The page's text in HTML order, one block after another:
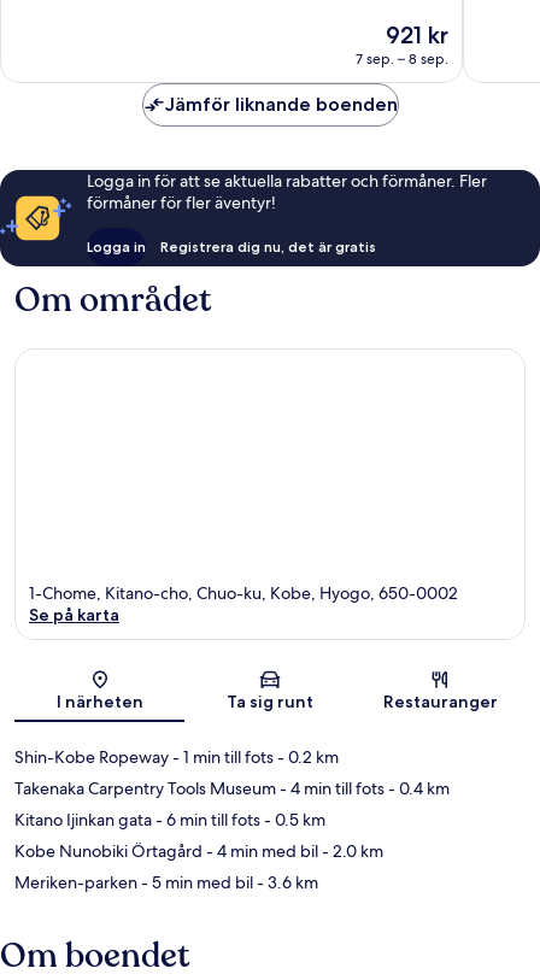
Priset
är
921 kr
7 sep. – 8 sep.
Jämför liknande boenden
Logga in för att se aktuella rabatter och förmåner. Fler
förmåner för fler äventyr!
Logga in Registrera dig nu, det är gratis
Om området
Karta
1-Chome, Kitano-cho, Chuo-ku, Kobe, Hyogo, 650-0002
Se på karta
I närheten Ta sig runt Restauranger
Shin-Kobe Ropeway- 1 min till fots- 0.2 km
Takenaka Carpentry Tools Museum- 4 min till fots- 0.4 km
Kitano Ijinkan gata- 6 min till fots- 0.5 km
Kobe Nunobiki Örtagård - 4 min med bil- 2.0 km
Meriken-parken- 5 min med bil- 3.6 km
Om boendet